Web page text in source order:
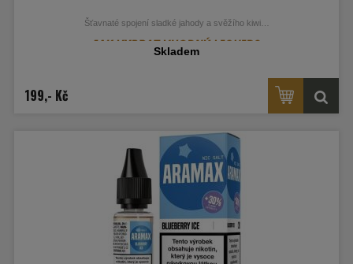
Šťavnaté spojení sladké jahody a svěžího kiwi…
Skladem
199,- Kč